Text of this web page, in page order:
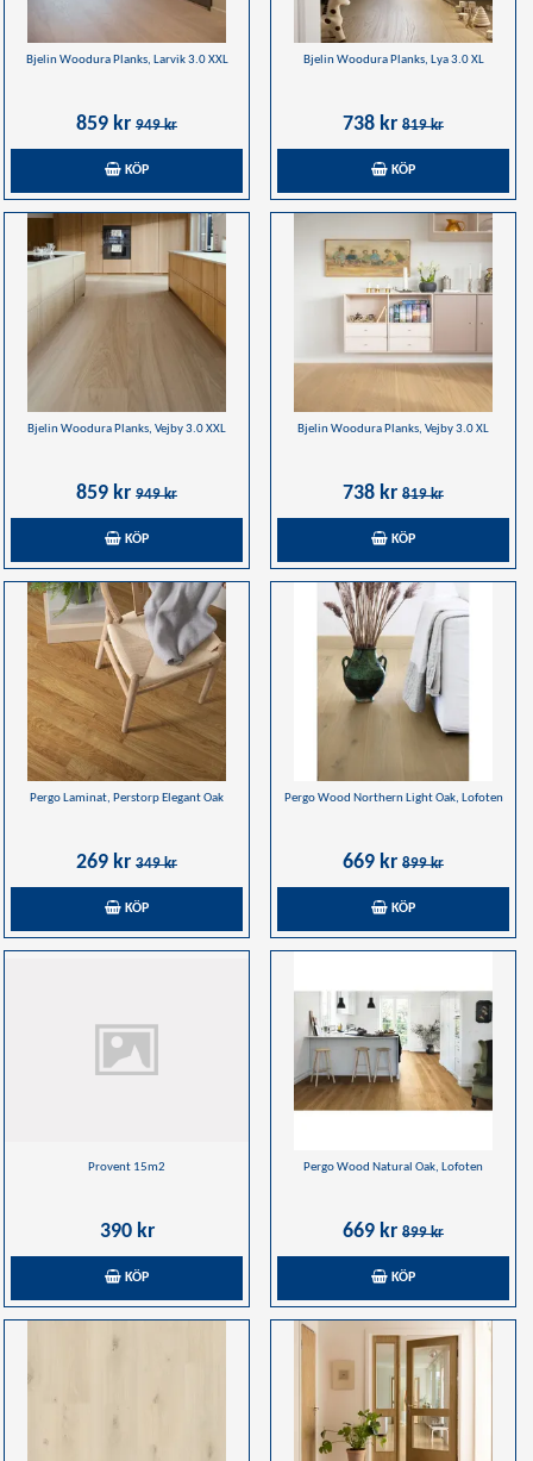
Bjelin Woodura Planks, Larvik 3.0 XXL
859 kr 949 kr
KÖP
Bjelin Woodura Planks, Lya 3.0 XL
738 kr 819 kr
KÖP
Bjelin Woodura Planks, Vejby 3.0 XXL
859 kr 949 kr
KÖP
Bjelin Woodura Planks, Vejby 3.0 XL
738 kr 819 kr
KÖP
Pergo Laminat, Perstorp Elegant Oak
269 kr 349 kr
KÖP
Pergo Wood Northern Light Oak, Lofoten
669 kr 899 kr
KÖP
Provent 15m2
390 kr
KÖP
Pergo Wood Natural Oak, Lofoten
669 kr 899 kr
KÖP